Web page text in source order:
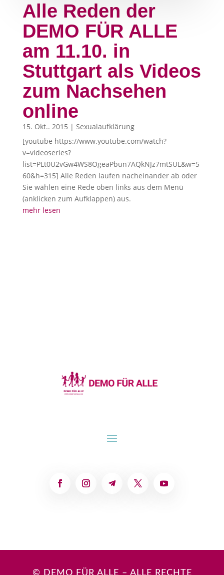
Alle Reden der
DEMO FÜR ALLE
am 11.10. in
Stuttgart als Videos
zum Nachsehen
online
15. Okt.. 2015 | Sexualaufklärung
[youtube https://www.youtube.com/watch?
v=videoseries?
list=PLt0U2vGw4WS8OgeaPbun7AQkNJz7mtSUL&w=5
60&h=315] Alle Reden laufen nacheinander ab oder
Sie wählen eine Rede oben links aus dem Menü
(anklicken zum Aufklappen) aus.
mehr lesen
© DEMO FÜR ALLE – ALLE RECHTE